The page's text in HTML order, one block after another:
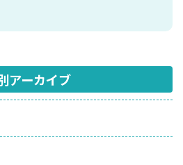
アーカイブ